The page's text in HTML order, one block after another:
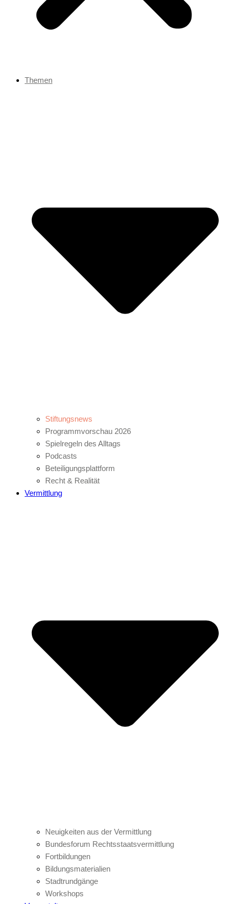
Themen
Stiftungsnews
Programmvorschau 2026
Spielregeln des Alltags
Podcasts
Beteiligungsplattform
Recht & Realität
Vermittlung
Neuigkeiten aus der Vermittlung
Bundesforum Rechtsstaatsvermittlung
Fortbildungen
Bildungsmaterialien
Stadtrundgänge
Workshops